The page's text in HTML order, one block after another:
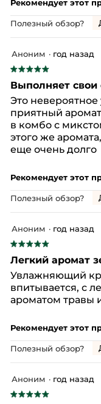
Рекомендует этот
Полезный обзор?
★★★★★
★★★★★
5
звезд.
Аноним · год назад
Выполняет
Это
приятный
в комбо с
этого же
еще очень долго
Рекомендует этот
Полезный обзор?
★★★★★
★★★★★
из
5
звезд.
Аноним · год назад
Легкий аромат
Увлажняющий
впитывается, с
ароматом травы
Рекомендует этот
Полезный обзор?
★★★★★
★★★★★
Аноним · год назад